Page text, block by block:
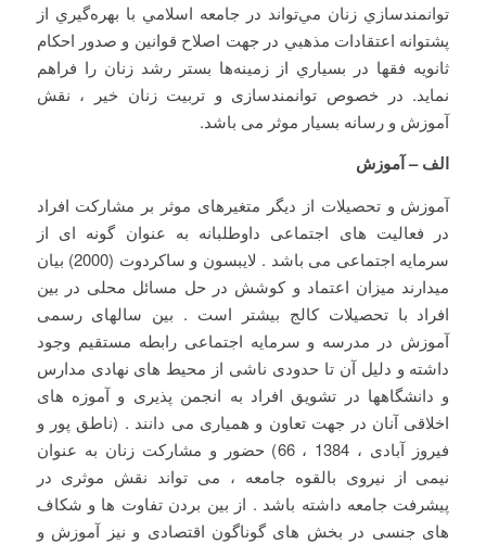
توانمندسازي زنان مي‌تواند در جامعه اسلامي با بهره‌گيري از
پشتوانه اعتقادات مذهبي در جهت اصلاح قوانين و صدور احكام
ثانويه فقها در بسياري از زمينه‌ها بستر رشد زنان را فراهم
نمايد. در خصوص توانمندسازی و تربیت زنان خیر ، نقش
آموزش و رسانه بسیار موثر می باشد.
الف – آموزش
آموزش و تحصیلات از دیگر متغیرهای موثر بر مشارکت افراد
در فعالیت های اجتماعی داوطلبانه به عنوان گونه ای از
سرمایه اجتماعی می باشد . لایبسون و ساکردوت (2000) بیان
میدارند میزان اعتماد و کوشش در حل مسائل محلی در بین
افراد با تحصیلات کالج بیشتر است . بین سالهای رسمی
آموزش در مدرسه و سرمایه اجتماعی رابطه مستقیم وجود
داشته و دلیل آن تا حدودی ناشی از محیط های نهادی مدارس
و دانشگاهها در تشویق افراد به انجمن پذیری و آموزه های
اخلاقی آنان در جهت تعاون و همیاری می دانند . (ناطق پور و
فیروز آبادی ، 1384 ، 66) حضور و مشارکت زنان به عنوان
نیمی از نیروی بالقوه جامعه ، می تواند نقش موثری در
پیشرفت جامعه داشته باشد . از بین بردن تفاوت ها و شکاف
های جنسی در بخش های گوناگون اقتصادی و نیز آموزش و